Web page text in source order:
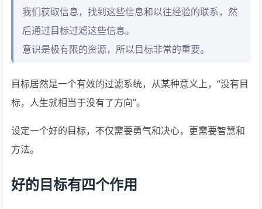
我们获取信息，找到这些信息和以往经验的联系，然
后通过目标过滤这些信息。
意识是极有限的资源，所以目标非常的重要。
目标居然是一个有效的过滤系统，从某种意义上，“没有目
标，人生就相当于没有了方向”。
设定一个好的目标，不仅需要勇气和决心，更需要智慧和
方法。
好的目标有四个作用